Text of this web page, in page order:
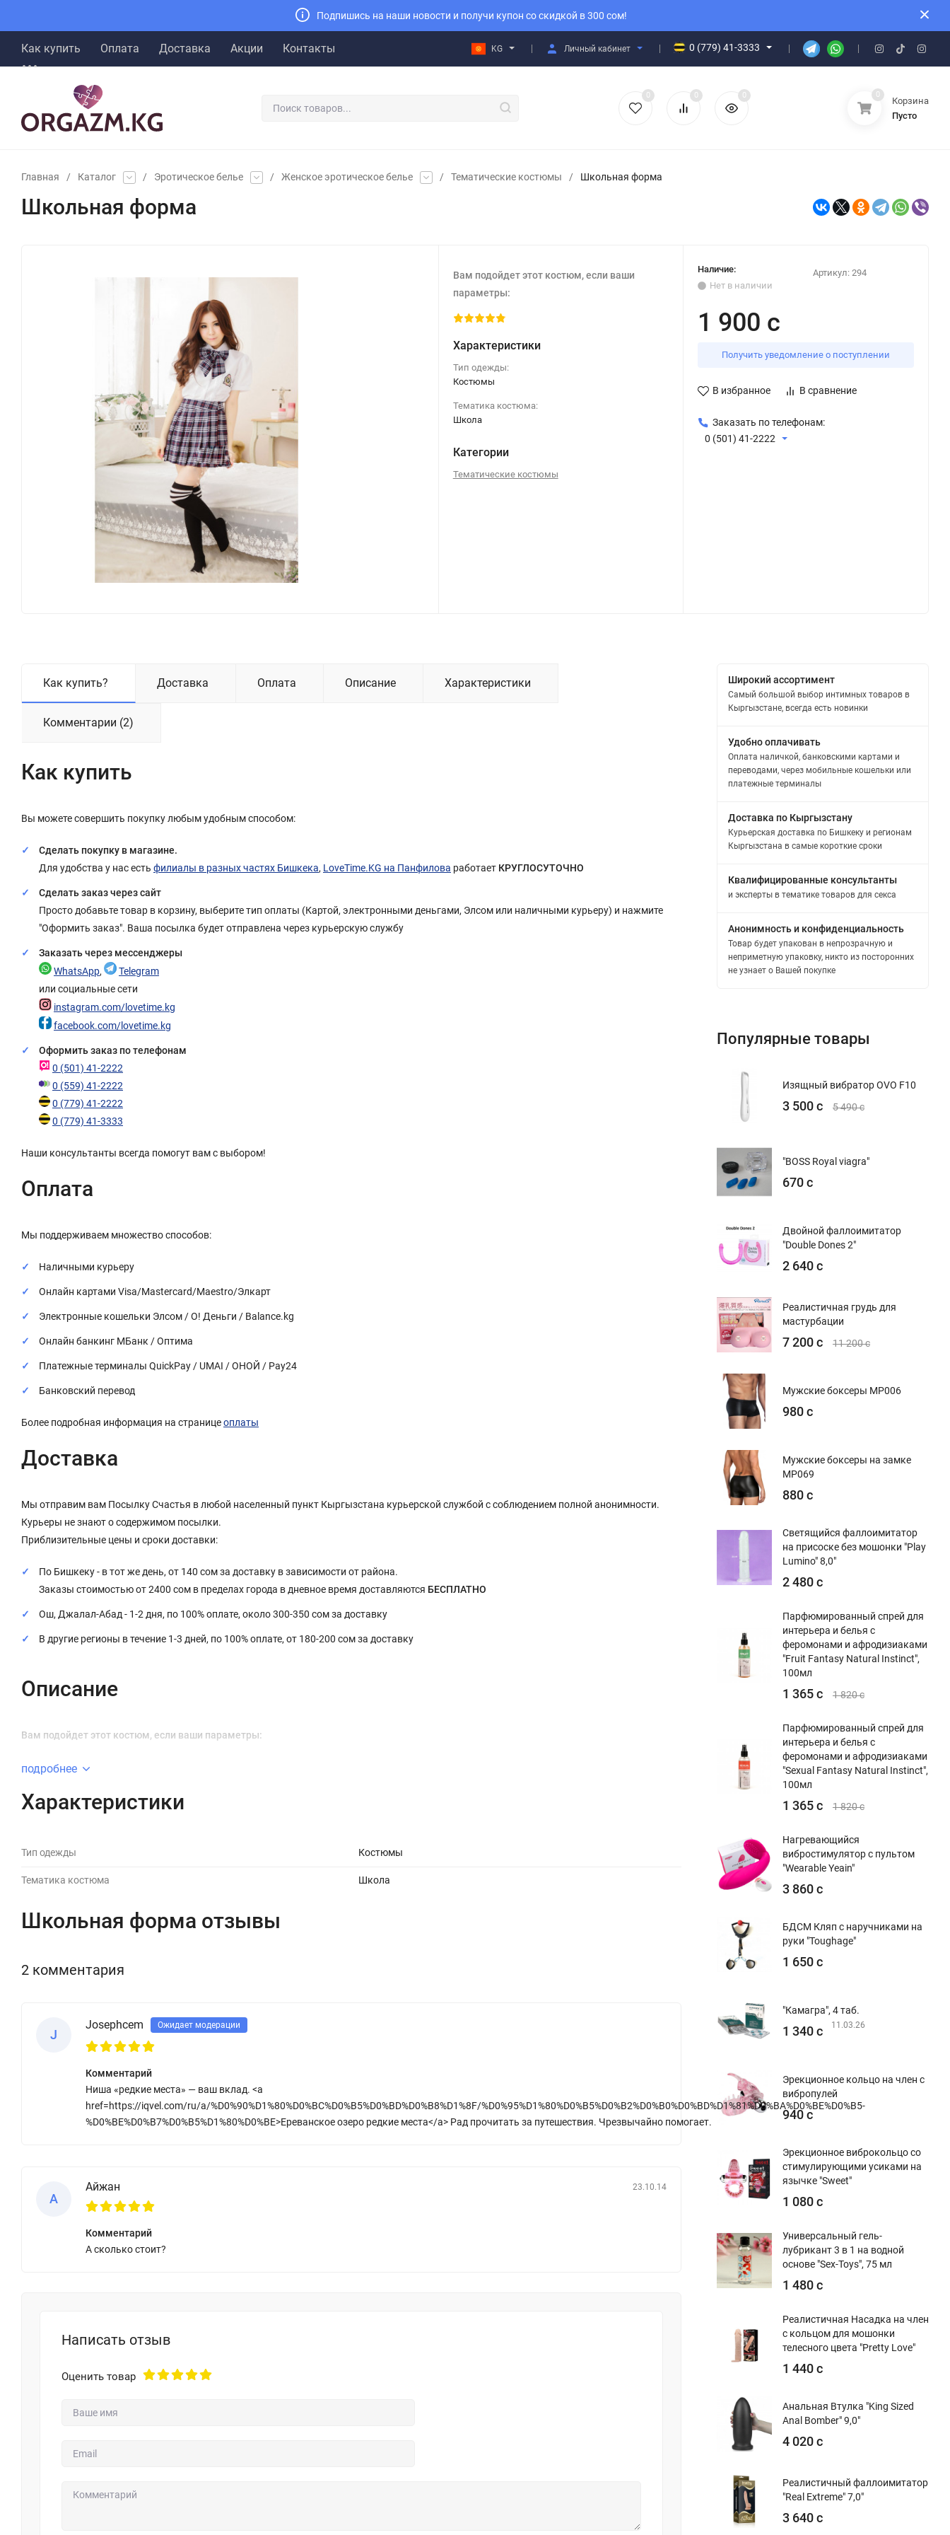
Подпишись на наши новости и получи купон со скидкой в 300 сом!
Как купить Оплата Доставка Акции Контакты KG Личный кабинет 0 (779) 41-3333
0 0 0 0
Корзина
Пусто
Главная / Каталог / Эротическое белье / Женское эротическое белье / Тематические костюмы / Школьная форма
Школьная форма
Вам подойдет этот костюм, если ваши
параметры:
Характеристики
Тип одежды:
Костюмы
Тематика костюма:
Школа
Категории
Тематические костюмы
Наличие:
Нет в наличии
Артикул: 294
1 900 с
Получить уведомление о поступлении
В избранное В сравнение
Заказать по телефонам:
0 (501) 41-2222
Как купить? Доставка Оплата Описание Характеристики
Комментарии (2)
Как купить
Вы можете совершить покупку любым удобным способом:
Сделать покупку в магазине.
Для удобства у нас есть филиалы в разных частях Бишкека, LoveTime.KG на Панфилова работает КРУГЛОСУТОЧНО
Сделать заказ через сайт
Просто добавьте товар в корзину, выберите тип оплаты (Картой, электронными деньгами, Элсом или наличными курьеру) и нажмите
"Оформить заказ". Ваша посылка будет отправлена через курьерскую службу
Заказать через мессенджеры
WhatsApp,
Telegram
или социальные сети
instagram.com/lovetime.kg
facebook.com/lovetime.kg
Оформить заказ по телефонам
0 (501) 41-2222
0 (559) 41-2222
0 (779) 41-2222
0 (779) 41-3333
Наши консультанты всегда помогут вам с выбором!
Оплата
Мы поддерживаем множество способов:
Наличными курьеру
Онлайн картами Visa/Mastercard/Maestro/Элкарт
Электронные кошельки Элсом / О! Деньги / Balance.kg
Онлайн банкинг МБанк / Оптима
Платежные терминалы QuickPay / UMAI / ОНОЙ / Pay24
Банковский перевод
Более подробная информация на страницеоплаты
Доставка
Мы отправим вам Посылку Счастья в любой населенный пункт Кыргызстана курьерской службой с соблюдением полной анонимности.
Курьеры не знают о содержимом посылки.
Приблизительные цены и сроки доставки:
По Бишкеку - в тот же день, от 140 сом за доставку в зависимости от района.
Заказы стоимостью от 2400 сом в пределах города в дневное время доставляются БЕСПЛАТНО
Ош, Джалал-Абад - 1-2 дня, по 100% оплате, около 300-350 сом за доставку
В другие регионы в течение 1-3 дней, по 100% оплате, от 180-200 сом за доставку
Описание
Вам подойдет этот костюм, если ваши параметры:
подробнее
Характеристики
Тип одежды Костюмы
Тематика костюма Школа
Школьная форма отзывы
2 комментария
J
Josephcem Ожидает модерации 11.03.26
Комментарий
Ниша «редкие места» — ваш вклад. <a
href=https://iqvel.com/ru/a/%D0%90%D1%80%D0%BC%D0%B5%D0%BD%D0%B8%D1%8F/%D0%95%D1%80%D0%B5%D0%B2%D0%B0%D0%BD%D1%81%D0%BA%D0%BE%D0%B5-
%D0%BE%D0%B7%D0%B5%D1%80%D0%BE>Ереванское озеро редкие места</a> Рад прочитать за путешествия. Чрезвычайно помогает.
А
Айжан 23.10.14
Комментарий
А сколько стоит?
Написать отзыв
Оценить товар
Широкий ассортимент
Самый большой выбор интимных товаров в
Кыргызстане, всегда есть новинки
Удобно оплачивать
Оплата наличкой, банковскими картами и
переводами, через мобильные кошельки или
платежные терминалы
Доставка по Кыргызстану
Курьерская доставка по Бишкеку и регионам
Кыргызстана в самые короткие сроки
Квалифицированные консультанты
и эксперты в тематике товаров для секса
Анонимность и конфиденциальность
Товар будет упакован в непрозрачную и
неприметную упаковку, никто из посторонних
не узнает о Вашей покупке
Популярные товары
Изящный вибратор OVO F10
3 500 с 5 490 с
"BOSS Royal viagra"
670 с
Двойной фаллоимитатор
"Double Dones 2"
2 640 с
Реалистичная грудь для
мастурбации
7 200 с 11 200 с
Мужские боксеры MP006
980 с
Мужские боксеры на замке
MP069
880 с
Светящийся фаллоимитатор
на присоске без мошонки "Play
Lumino" 8,0"
2 480 с
Парфюмированный спрей для
интерьера и белья с
феромонами и афродизиаками
"Fruit Fantasy Natural Instinct",
100мл
1 365 с 1 820 с
Парфюмированный спрей для
интерьера и белья с
феромонами и афродизиаками
"Sexual Fantasy Natural Instinct",
100мл
1 365 с 1 820 с
Нагревающийся
вибростимулятор с пультом
"Wearable Yeain"
3 860 с
БДСМ Кляп с наручниками на
руки "Toughage"
1 650 с
"Камагра", 4 таб.
1 340 с
Эрекционное кольцо на член с
вибропулей
940 с
Эрекционное виброкольцо со
стимулирующими усиками на
язычке "Sweet"
1 080 с
Универсальный гель-
лубрикант 3 в 1 на водной
основе "Sex-Toys", 75 мл
1 480 с
Реалистичная Насадка на член
с кольцом для мошонки
телесного цвета "Pretty Love"
1 440 с
Анальная Втулка "King Sized
Anal Bomber" 9,0"
4 020 с
Реалистичный фаллоимитатор
"Real Extreme" 7,0"
3 640 с